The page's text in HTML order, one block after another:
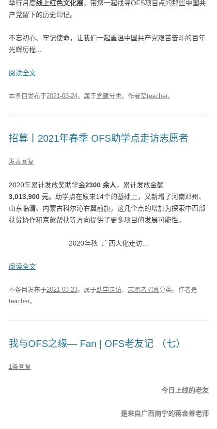
举行月度线上红色文化展，带您一起找寻OFS项目点的那些中国共
产党留下的历史印记。
不忘初心、牢记使命，让我们一起重温中国共产党艰苦奋斗的百年
光辉历程...
阅读全文
本条目发布于2021-03-24。属于党建分类。 作者是teacher。
招募丨2021年春季 OFS助学点走访志愿者
发表回复
2020年累计发放奖助学金2300 余人，累计发放金额
3,013,900 元。助学点在原来14个的基础上，又新增了河南邓州、
山东临清、内蒙古科尔沁右翼前旗，这几个点的增加为探索中西部
扶贫协作和京蒙帮扶等方向提供了更多项目的发展可能性。
2020年秋 广西大化走访...
阅读全文
本条目发布于2021-03-23。属于助学走访、 志愿者招募分类。 作者是
teacher。
我与OFS之缘— Fan | OFS老友记 （七）
1条回复
今日上线的老友
是来自广西南宁的蒋金善老师